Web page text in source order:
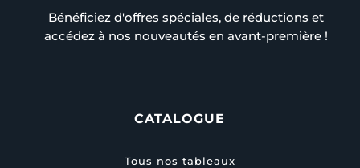
Bénéficiez d'offres spéciales, de réductions et
accédez à nos nouveautés en avant-première !
CATALOGUE
Tous nos tableaux